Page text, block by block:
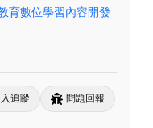
育數位學習內容開發
追蹤 問題回報